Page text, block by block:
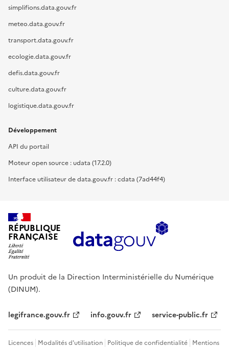
simplifions.data.gouv.fr
meteo.data.gouv.fr
transport.data.gouv.fr
ecologie.data.gouv.fr
defis.data.gouv.fr
culture.data.gouv.fr
logistique.data.gouv.fr
Développement
API du portail
Moteur open source : udata (17.2.0)
Interface utilisateur de data.gouv.fr : cdata (7ad44f4)
RÉPUBLIQUE
FRANÇAISE
Un produit de la Direction Interministérielle du Numérique
(DINUM).
legifrance.gouv.fr info.gouv.fr service-public.fr
Licences Modalités d'utilisation Politique de confidentialité Mentions